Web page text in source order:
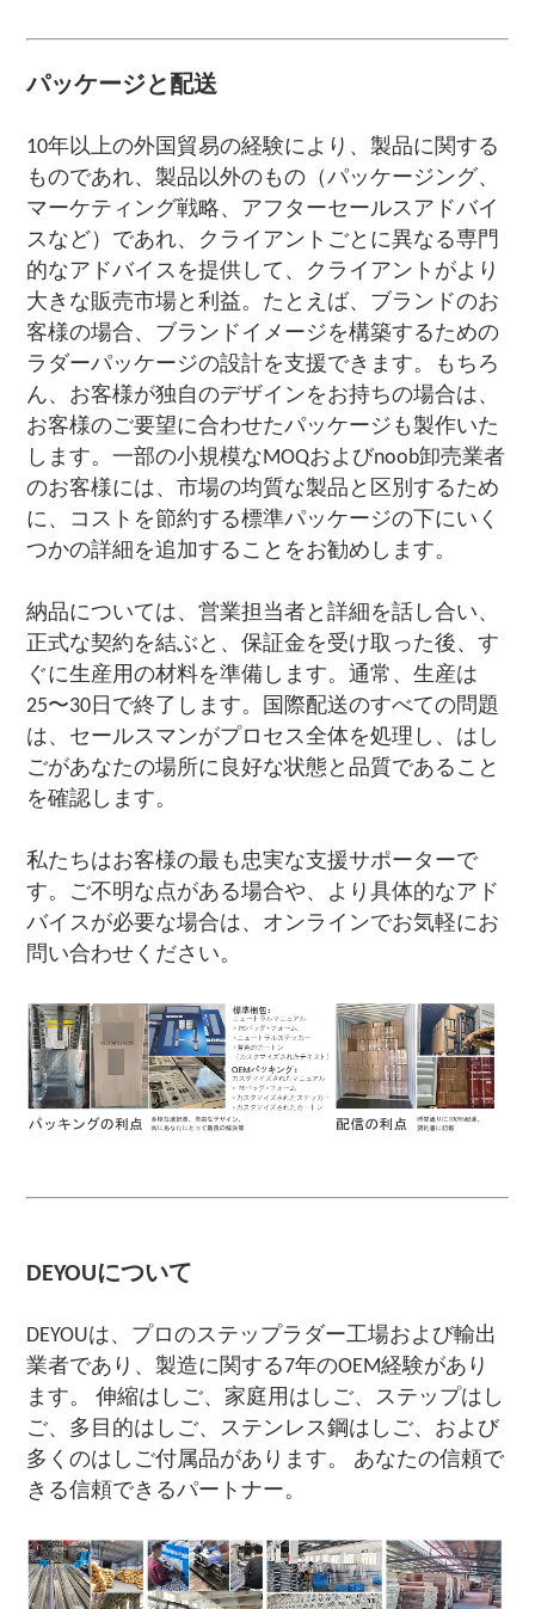
パッケージと配送
10年以上の外国貿易の経験により、製品に関する
ものであれ、製品以外のもの（パッケージング、
マーケティング戦略、アフターセールスアドバイ
スなど）であれ、クライアントごとに異なる専門
的なアドバイスを提供して、クライアントがより
大きな販売市場と利益。たとえば、ブランドのお
客様の場合、ブランドイメージを構築するための
ラダーパッケージの設計を支援できます。もちろ
ん、お客様が独自のデザインをお持ちの場合は、
お客様のご要望に合わせたパッケージも製作いた
します。一部の小規模なMOQおよびnoob卸売業者
のお客様には、市場の均質な製品と区別するため
に、コストを節約する標準パッケージの下にいく
つかの詳細を追加することをお勧めします。
納品については、営業担当者と詳細を話し合い、
正式な契約を結ぶと、保証金を受け取った後、す
ぐに生産用の材料を準備します。通常、生産は
25〜30日で終了します。国際配送のすべての問題
は、セールスマンがプロセス全体を処理し、はし
ごがあなたの場所に良好な状態と品質であること
を確認します。
私たちはお客様の最も忠実な支援サポーターで
す。ご不明な点がある場合や、より具体的なアド
バイスが必要な場合は、オンラインでお気軽にお
問い合わせください。
DEYOUについて
DEYOUは、プロのステップラダー工場および輸出
業者であり、製造に関する7年のOEM経験があり
ます。 伸縮はしご、家庭用はしご、ステップはし
ご、多目的はしご、ステンレス鋼はしご、および
多くのはしご付属品があります。 あなたの信頼で
きる信頼できるパートナー。